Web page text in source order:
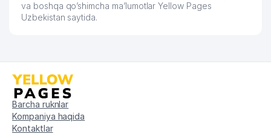
va boshqa qo’shimcha ma’lumotlar Yellow Pages
Uzbekistan saytida.
Barcha ruknlar
Kompaniya haqida
Kontaktlar